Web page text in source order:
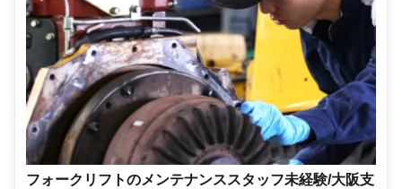
フォークリフトのメンテナンススタッフ未経験/大阪支